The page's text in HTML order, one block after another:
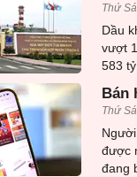
Thứ
Dầu
vượt
583
Bán
Thứ
được
đang